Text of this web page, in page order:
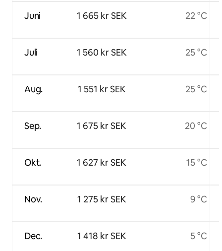
Juni
Juli
Aug.
Sep.
Okt.
Nov.
Dec.
1 665 kr SEK
1 560 kr SEK
1 551 kr SEK
1 675 kr SEK
1 627 kr SEK
1 275 kr SEK
1 418 kr SEK
22 °C
25 °C
25 °C
20 °C
15 °C
9 °C
5 °C